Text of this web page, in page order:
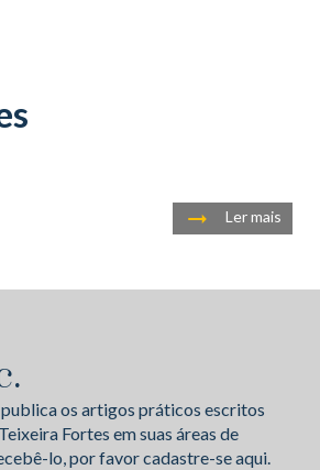
Ler mais
publica os artigos práticos escritos
Fortes em suas áreas de
lo, por favor cadastre-se aqui.